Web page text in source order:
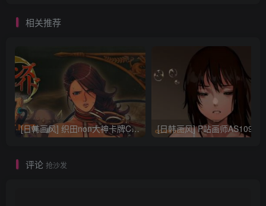
相关推荐
[日韩画风] 织田non大神卡牌CG插画设计画集256P 161M_CG原画资源
评论 抢沙发